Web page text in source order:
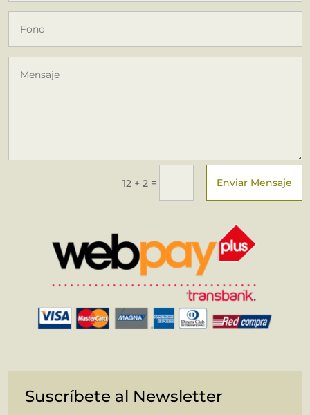
12 + 2 = Enviar Mensaje
Suscríbete al Newsletter